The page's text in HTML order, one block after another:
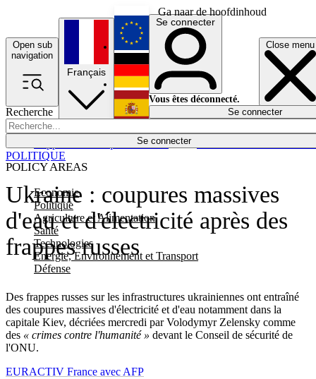
Ga naar de hoofdinhoud
Open sub
navigation
Close menu
Recherche
Se connecter
POLICY AREAS
Economie
Politique
Agriculture et Alimentation
Santé
Technologies
Energie, Environnement et Transport
Défense
Économie
Français
English
Deutsch
Español
Se connecter
Vous êtes déconnecté.
Se connecter
Ukraine : coupures massives
d'eau et d'électricité après des
frappes russes
Des frappes russes sur les infrastructures ukrainiennes ont entraîné
des coupures massives d'électricité et d'eau notamment dans la
capitale Kiev, décriées mercredi par Volodymyr Zelensky comme
des « crimes contre l'humanité » devant le Conseil de sécurité de
l'ONU.
POLITIQUE
EURACTIV France avec AFP